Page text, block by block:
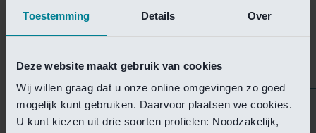
Toestemming Details Over
Deze website maakt gebruik van cookies
Wij willen graag dat u onze online omgevingen zo goed
mogelijk kunt gebruiken. Daarvoor plaatsen we cookies.
U kunt kiezen uit drie soorten profielen: Noodzakelijk,
Helaas is deze pagina